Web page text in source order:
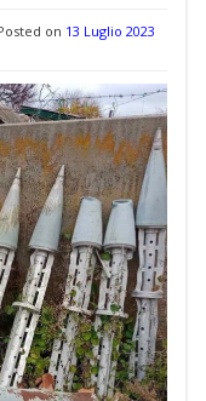
on 13 Luglio 2023